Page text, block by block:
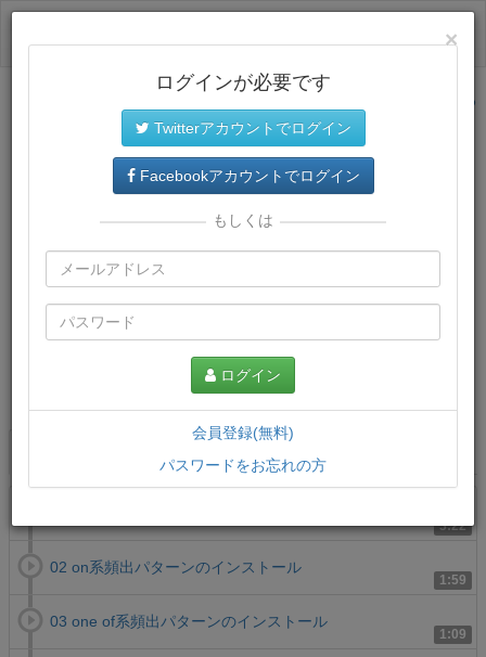
サイトトップに戻る
3:22
1:59
02 on系頻出パターンのインストール
1:09
03 one of系頻出パターンのインストール
×
ログインが必要です
Twitterアカウントでログイン
Facebookアカウントでログイン
もしくは
ログイン
会員登録(無料)
パスワードをお忘れの方